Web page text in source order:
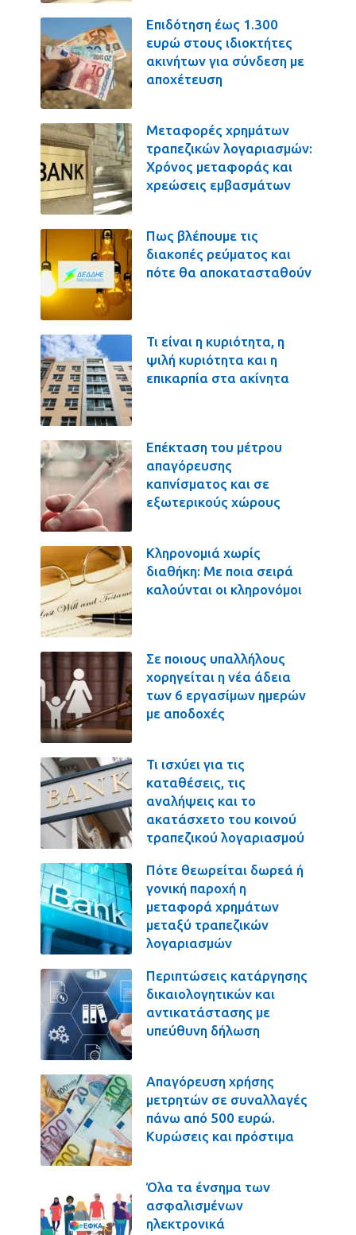
Επιδότηση έως 1.300
ευρώ στους ιδιοκτήτες
ακινήτων για σύνδεση με
αποχέτευση
Μεταφορές χρημάτων
τραπεζικών λογαριασμών:
Χρόνος μεταφοράς και
χρεώσεις εμβασμάτων
Πως βλέπουμε τις
διακοπές ρεύματος και
πότε θα αποκατασταθούν
Τι είναι η κυριότητα, η
ψιλή κυριότητα και η
επικαρπία στα ακίνητα
Επέκταση του μέτρου
απαγόρευσης
καπνίσματος και σε
εξωτερικούς χώρους
Κληρονομιά χωρίς
διαθήκη: Με ποια σειρά
καλούνται οι κληρονόμοι
Σε ποιους υπαλλήλους
χορηγείται η νέα άδεια
των 6 εργασίμων ημερών
με αποδοχές
Τι ισχύει για τις
καταθέσεις, τις
αναλήψεις και το
ακατάσχετο του κοινού
τραπεζικού λογαριασμού
Πότε θεωρείται δωρεά ή
γονική παροχή η
μεταφορά χρημάτων
μεταξύ τραπεζικών
λογαριασμών
Περιπτώσεις κατάργησης
δικαιολογητικών και
αντικατάστασης με
υπεύθυνη δήλωση
Απαγόρευση χρήσης
μετρητών σε συναλλαγές
πάνω από 500 ευρώ.
Κυρώσεις και πρόστιμα
Όλα τα ένσημα των
ασφαλισμένων
ηλεκτρονικά